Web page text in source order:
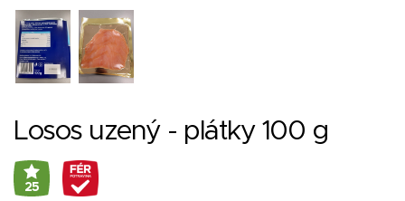
Losos uzený - plátky 100 g
25